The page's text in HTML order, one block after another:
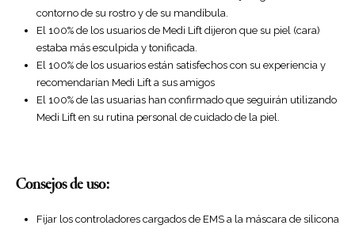
contorno de su rostro y de su mandíbula.
El 100% de los usuarios de Medi Lift dijeron que su piel (cara)
estaba más esculpida y tonificada.
El 100% de los usuarios están satisfechos con su experiencia y
recomendarían Medi Lift a sus amigos
El 100% de las usuarias han confirmado que seguirán utilizando
Medi Lift en su rutina personal de cuidado de la piel.
Consejos de uso:
Fijar los controladores cargados de EMS a la máscara de silicona